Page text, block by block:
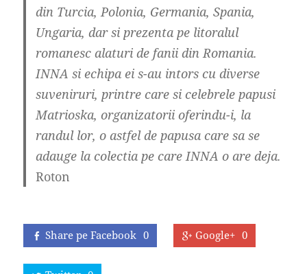
din Turcia, Polonia, Germania, Spania,
Ungaria, dar si prezenta pe litoralul
romanesc alaturi de fanii din Romania.
INNA si echipa ei s-au intors cu diverse
suveniruri, printre care si celebrele papusi
Matrioska, organizatorii oferindu-i, la
randul lor, o astfel de papusa care sa se
adauge la colectia pe care INNA o are deja.
Roton
Share pe Facebook 0 Google+ 0